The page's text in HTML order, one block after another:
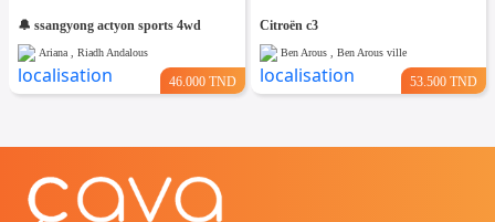
🔔 ssangyong actyon sports 4wd
Ariana , Riadh Andalous
46.000 TND
Citroën c3
Ben Arous , Ben Arous ville
53.500 TND